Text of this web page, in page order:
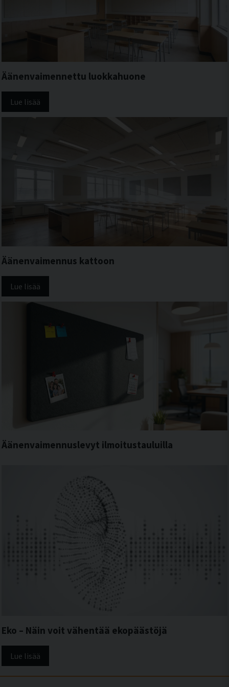
Äänenvaimennettu luokkahuone
Lue lisää
Äänenvaimennus kattoon
Lue lisää
Äänenvaimennuslevyt ilmoitustauluilla
Eko – Näin voit vähentää ekopäästöjä
Lue lisää